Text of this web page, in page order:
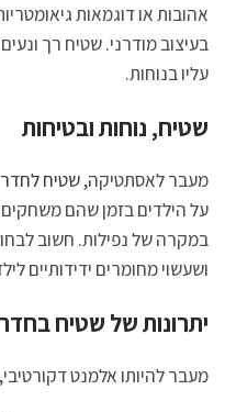
אהובות או דוגמאות
בעיצוב מודרני. שטיח רך
עליו בנוחות.
שטיח, נוחות ובטיחות
מעבר לאסתטיקה,שטיח לחדר
על הילדים בזמן שהם
במקרה של נפילות. חשוב
ושעשוי מחומרים ידידותיים
יתרונות של שטיח
מעבר להיותו אלמנט